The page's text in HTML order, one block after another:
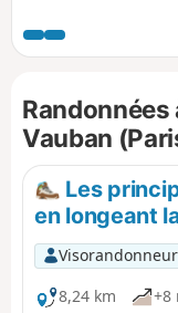
ornementations
murales, etc.
Randonnées
Vauban
Les
en longeant
Visorandonneur
8,24 km
+8